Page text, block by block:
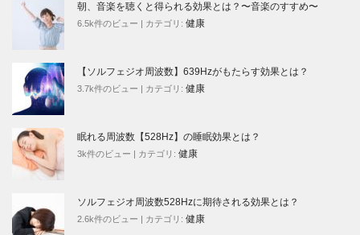
朝、音楽を聴くと得られる効果とは？〜音楽のすすめ〜
6.5k件のビュー カテゴリ: 健康
【ソルフェジオ周波数】639Hzがもたらす効果とは？
3.7k件のビュー カテゴリ: 健康
眠れる周波数【528Hz】の睡眠効果とは？
3k件のビュー カテゴリ: 健康
ソルフェジオ周波数528Hzに期待される効果とは？
2.6k件のビュー カテゴリ: 健康